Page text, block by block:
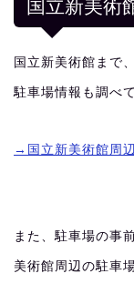
国立新美術
国立新美術館まで
駐車場情報も調べ
→国立新美術館周
また、駐車場の事
美術館周辺の駐車